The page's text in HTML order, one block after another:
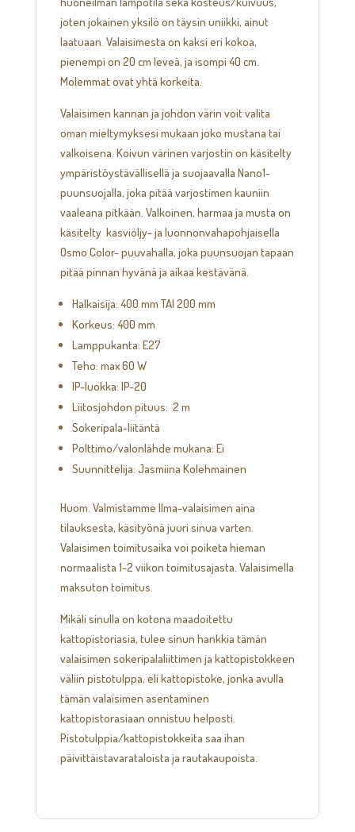
joten jokainen yksilö on täysin uniikki, ainut
laatuaan. Valaisimesta on kaksi eri kokoa,
pienempi on 20 cm leveä, ja isompi 40 cm.
Molemmat ovat yhtä korkeita.
Valaisimen kannan ja johdon värin voit valita
oman mieltymyksesi mukaan joko mustana tai
valkoisena. Koivun värinen varjostin on käsitelty
ympäristöystävällisellä ja suojaavalla Nano1-
puunsuojalla, joka pitää varjostimen kauniin
vaaleana pitkään. Valkoinen, harmaa ja musta on
käsitelty kasviöljy- ja luonnonvahapohjaisella
Osmo Color- puuvahalla, joka puunsuojan tapaan
pitää pinnan hyvänä ja aikaa kestävänä.
Halkaisija: 400 mm TAI 200 mm
Korkeus: 400 mm
Lamppukanta: E27
Teho: max 60 W
IP-luokka: IP-20
Liitosjohdon pituus: 2 m
Sokeripala-liitäntä
Polttimo/valonlähde mukana: Ei
Suunnittelija: Jasmiina Kolehmainen
Huom. Valmistamme Ilma-valaisimen aina
tilauksesta, käsityönä juuri sinua varten.
Valaisimen toimitusaika voi poiketa hieman
normaalista 1-2 viikon toimitusajasta. Valaisimella
maksuton toimitus.
Mikäli sinulla on kotona maadoitettu
kattopistoriasia, tulee sinun hankkia tämän
valaisimen sokeripalaliittimen ja kattopistokkeen
väliin pistotulppa, eli kattopistoke, jonka avulla
tämän valaisimen asentaminen
kattopistorasiaan onnistuu helposti.
Pistotulppia/kattopistokkeita saa ihan
päivittäistavarataloista ja rautakaupoista.